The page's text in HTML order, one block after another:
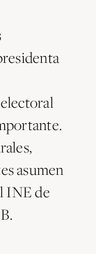
asumen
INE de